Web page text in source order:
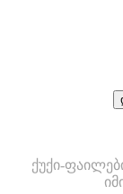
ქუქი-